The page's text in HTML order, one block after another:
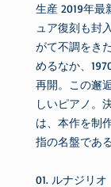
生産 2019年
ュア復刻も封
がて不調をき
めるなか、
再開。この邂
しいピアノ。
は、本作を制
指の名盤である
01. ルナジリオ